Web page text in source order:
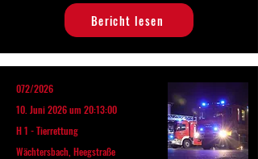
Bericht lesen
072/2026
10. Juni 2026 um 20:13:00
H 1 - Tierrettung
Wächtersbach, Heegstraße